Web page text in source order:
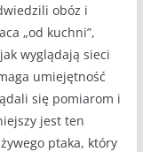
obóz i
„od kuchni”,
wyglądają sieci
umiejętność
się pomiarom i
jest ten
ptaka, który